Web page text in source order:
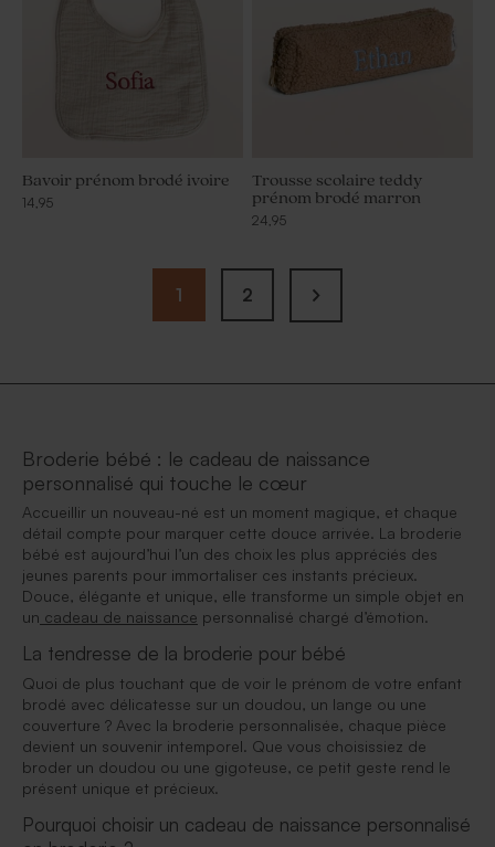
Bavoir prénom brodé ivoire
14,95
Trousse scolaire teddy
prénom brodé marron
24,95
1 2
Broderie bébé : le cadeau de naissance
personnalisé qui touche le cœur
Accueillir un nouveau-né est un moment magique, et chaque
détail compte pour marquer cette douce arrivée. La broderie
bébé est aujourd’hui l’un des choix les plus appréciés des
jeunes parents pour immortaliser ces instants précieux.
Douce, élégante et unique, elle transforme un simple objet en
un cadeau de naissance personnalisé chargé d’émotion.
La tendresse de la broderie pour bébé
Quoi de plus touchant que de voir le prénom de votre enfant
brodé avec délicatesse sur un doudou, un lange ou une
couverture ? Avec la broderie personnalisée, chaque pièce
devient un souvenir intemporel. Que vous choisissiez de
broder un doudou ou une gigoteuse, ce petit geste rend le
présent unique et précieux.
Pourquoi choisir un cadeau de naissance personnalisé